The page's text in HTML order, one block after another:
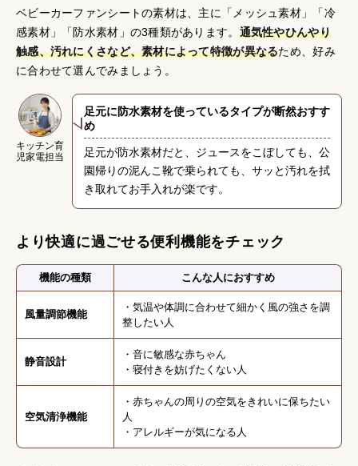
ベビーカーファンシートの素材は、主に「メッシュ素材」「冷
感素材」「防水素材」の3種類があります。 通気性やひんやり
触感、汚れにくさなど、素材によって特徴が異なるため、好み
に合わせて選んでみましょう。
{}
キッチン育
児家電担当
足元に防水素材を使っているタイプが断然おすす
め
足元が防水素材だと、ジュースをこぼしても、公
園帰りの泥んこ靴で乗られても、サッと汚れを拭
き取れてお手入れが楽です。
より快適に過ごせる便利機能をチェック
機能の種類 こんな人におすすめ
風量調節機能
・気温や体調に合わせて細かく風の強さを調
整したい人
静音設計
・音に敏感な赤ちゃん
・寝付きを妨げたくない人
空気清浄機能
・赤ちゃんの周りの空気をきれいに保ちたい
人
・アレルギーが気になる人